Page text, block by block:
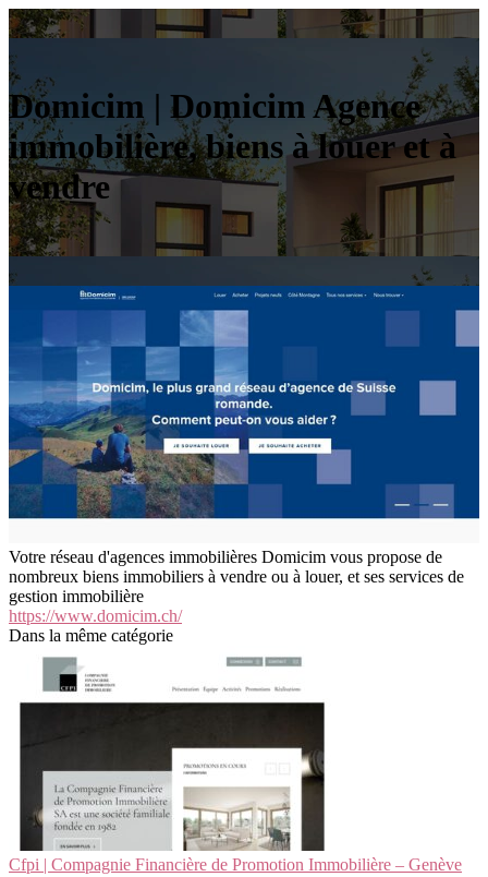
Domicim | Domicim Agence
immobilière, biens à louer et à
vendre
Votre réseau d'agences immobilières Domicim vous propose de
nombreux biens immobiliers à vendre ou à louer, et ses services de
gestion immobilière
https://www.domicim.ch/
Dans la même catégorie
Cfpi | Compagnie Financière de Promotion Immobilière – Genève